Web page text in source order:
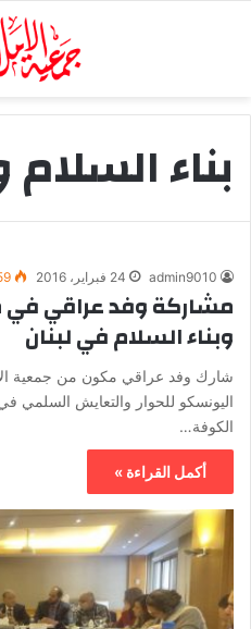
بناء
admin9010 24 فبراير، 2016
مشاركة وفد عراقي في
وبناء السلام في لبنان
شارك وفد عراقي مكون من جمعية
اليونسكو للحوار والتعايش السلمي
الكوفة…
أكمل القراءة »